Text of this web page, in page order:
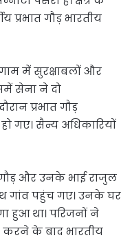
प्रभात गौड़ भारतीय
में सुरक्षाबलों और
सेना ने दो
प्रभात गौड़
गए। सैन्य अधिकारियों
और उनके भाई राजुल
गांव पहुंच गए। उनके घर
हुआ था। परिजनों ने
करने के बाद भारतीय